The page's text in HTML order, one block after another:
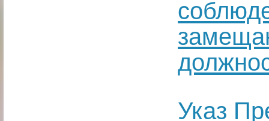
Указ